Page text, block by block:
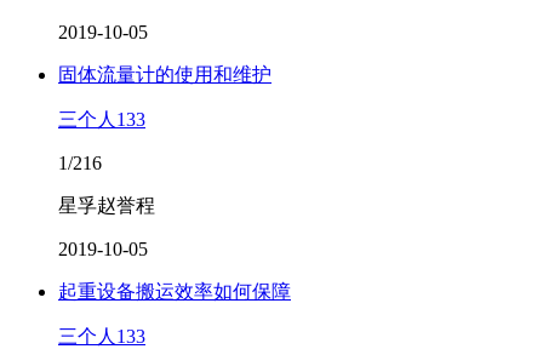
2019-10-05
固体流量计的使用和维护
三个人133
1/216
星孚赵誉程
2019-10-05
起重设备搬运效率如何保障
三个人133